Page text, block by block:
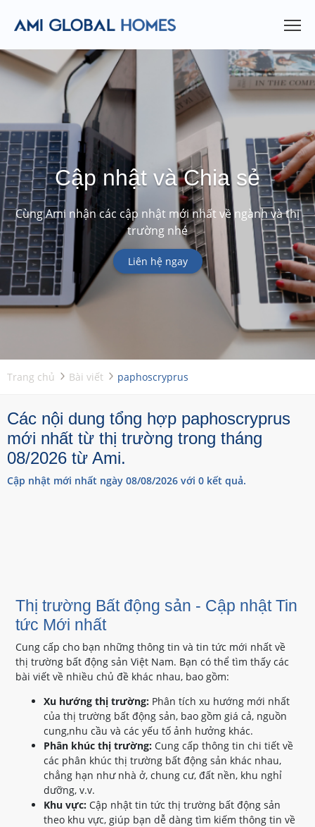
Cập nhật và Chia sẻ
Cùng Ami nhận các cập nhật mới nhất về ngành và thị
trường nhé
Liên hệ ngay
Trang chủ Bài viết paphoscryprus
Các nội dung tổng hợp paphoscryprus
mới nhất từ thị trường trong tháng
08/2026 từ Ami.
Cập nhật mới nhất ngày 08/08/2026 với 0 kết quả.
Thị trường Bất động sản - Cập nhật Tin
tức Mới nhất
Cung cấp cho bạn những thông tin và tin tức mới nhất về
thị trường bất động sản Việt Nam. Bạn có thể tìm thấy các
bài viết về nhiều chủ đề khác nhau, bao gồm:
Xu hướng thị trường: Phân tích xu hướng mới nhất
của thị trường bất động sản, bao gồm giá cả, nguồn
cung,nhu cầu và các yếu tố ảnh hưởng khác.
Phân khúc thị trường: Cung cấp thông tin chi tiết về
các phân khúc thị trường bất động sản khác nhau,
chẳng hạn như nhà ở, chung cư, đất nền, khu nghỉ
dưỡng, v.v.
Khu vực: Cập nhật tin tức thị trường bất động sản
theo khu vực, giúp bạn dễ dàng tìm kiếm thông tin về